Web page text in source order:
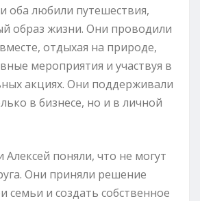
оба любили путешествия,
образ жизни. Они проводили
отдыхая на природе,
мероприятия и участвуя в
акциях. Они поддерживали
в бизнесе, но и в личной
Алексей поняли, что не могут
Они приняли решение
семьи и создать собственное